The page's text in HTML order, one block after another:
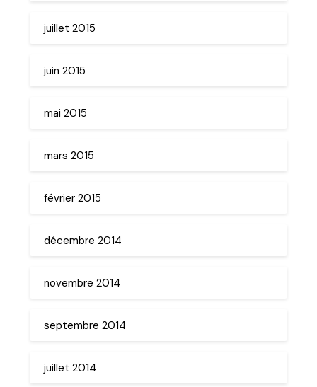
juillet 2015
juin 2015
mai 2015
mars 2015
février 2015
décembre 2014
novembre 2014
septembre 2014
juillet 2014